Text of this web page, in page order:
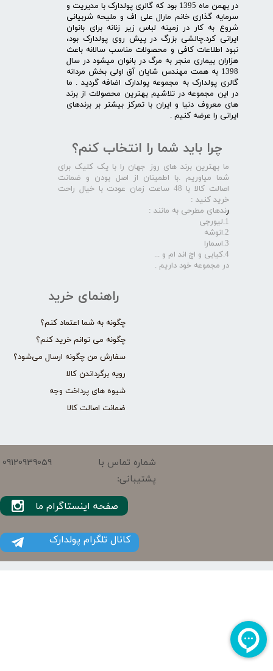
در بهمن ماه 1395 بود که گالری پولدارک با مدیریت و
سرمایه گذاری خانم مارال علی اف و ملیحه شربیانی
شروع به کار در زمینه لباس زیر زنانه برای بانوان
ایرانی کرد.چالشی بزرگ در پیش روی پولدارک بود،
نبود اطلاعات کافی و محصولات مناسب سالانه باعث
هزاران بیماری منجر به مرگ در بانوان میشود در سال
1398 به همت مهندس شایان آق اولی بخش مردانه
گالری پولدارک به مجموعه پولدارک اضافه گردید . ما
در این مجموعه در تلاشیم بهترین محصولات از برند
های معروف دنیا و ایران با تمرکز بیشتر بر برندهای
ایرانی را عرضه کنیم .​​​​​​​
راهنمای خرید
چگونه به شما اعتماد کنم؟
چگونه می توانم خرید کنم؟
سفارش من چگونه ارسال می‌شود؟
رویه برگرداندن کالا
شیوه های پرداخت وجه
ضمانت اصالت کالا
چرا باید شما را انتخاب کنم؟
ما بهترین برند های روز جهان را با یک کلیک برای
شما میاوریم .با اطمینان از اصل بودن و ضمانت
اصالت کالا با 48 ساعت زمان عودت با خیال راحت
خرید کنید :
رندهای مطرحی به مانند :
1.لیورجی
2.انوشه
3.اسمارا
4.کیابی و اچ اند ام و ...
در مجموعه خود داریم .​​​​​​​
شماره تماس با
پشتیبانی:
09120939059
کانال تلگرام پولدارک
صفحه اینستاگرام ما